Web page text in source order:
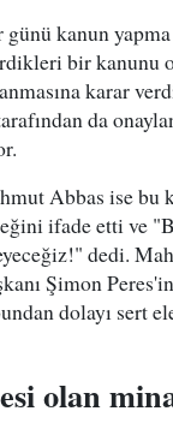
kanun
bir kanunu
karar
da
Abbas ise bu
ifade etti ve
dedi.
Şimon
dolayı sert
olan